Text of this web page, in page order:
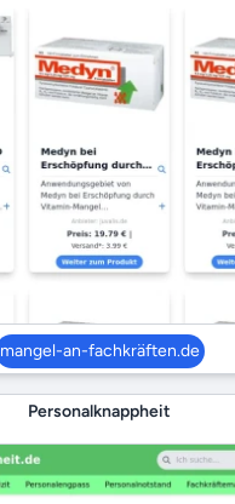
mangel-an-fachkräften.de
Personalknappheit